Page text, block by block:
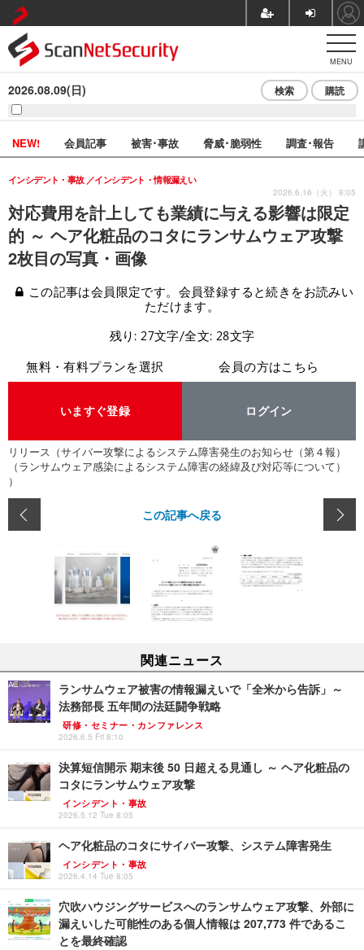
MENU
2026.08.09(日) 検索 購読
NEW! 会員記事 被害･事故 脅威･脆弱性 調査･報告
対応費用を計上しても業績に与える影響は限定
的 ～ ヘア化粧品のコタにランサムウェア攻撃
2枚目の写真・画像
インシデント・事故 インシデント・情報漏えい
2026.6.16（火） 8:05
この記事は会員限定です。会員登録すると続きをお読みい
ただけます。
残り: 27文字/全文: 28文字
無料・有料プランを選択
いますぐ登録
会員の方はこちら
ログイン
リリース（サイバー攻撃によるシステム障害発生のお知らせ（第４報）
（ランサムウェア感染によるシステム障害の経緯及び対応等について）
）
この記事へ戻る
関連ニュース
ランサムウェア被害の情報漏えいで「全米から告訴」～
法務部長 五年間の法廷闘争戦略
研修・セミナー・カンファレンス
2026.6.5 Fri 8:10
決算短信開示 期末後 50 日超える見通し ～ ヘア化粧品の
コタにランサムウェア攻撃
インシデント・事故
2026.5.12 Tue 8:05
ヘア化粧品のコタにサイバー攻撃、システム障害発生
インシデント・事故
2026.4.14 Tue 8:05
穴吹ハウジングサービスへのランサムウェア攻撃、外部に
漏えいした可能性のある個人情報は 207,773 件であるこ
とを最終確認